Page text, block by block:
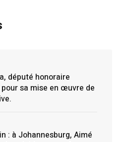
député honoraire
sa mise en œuvre de
: à Johannesburg, Aimé